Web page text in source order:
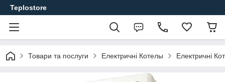
Teplostore
Товари та послуги Електричні Котелы Електричні